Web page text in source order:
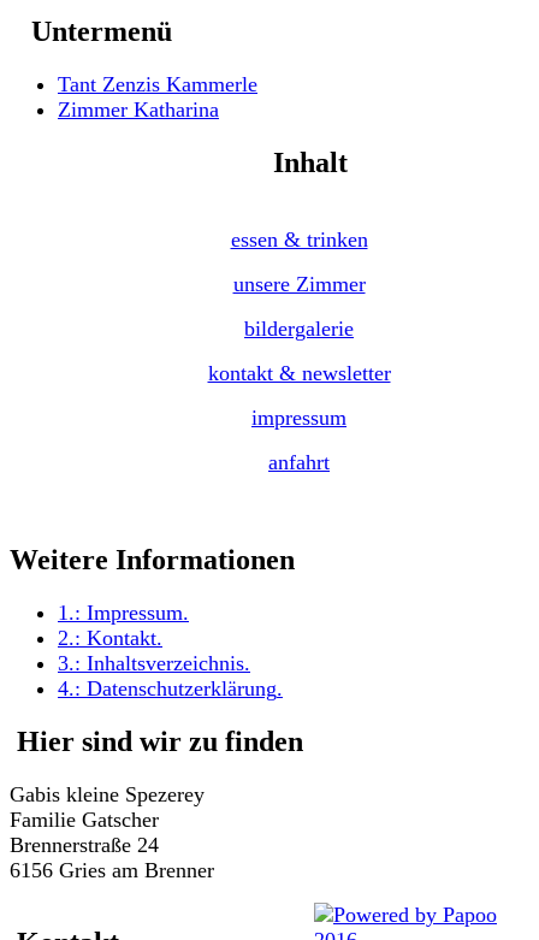
Untermenü
Tant Zenzis Kammerle
Zimmer Katharina
Inhalt
essen & trinken
unsere Zimmer
bildergalerie
kontakt & newsletter
impressum
anfahrt
Weitere Informationen
1.: Impressum.
2.: Kontakt.
3.: Inhaltsverzeichnis.
4.: Datenschutzerklärung.
Hier sind wir zu finden
Gabis kleine Spezerey
Familie Gatscher
Brennerstraße 24
6156 Gries am Brenner